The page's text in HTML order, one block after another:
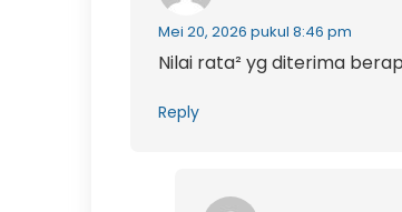
Mei 20, 2026 pukul 8:46 pm
Nilai rata² yg diterima
Reply